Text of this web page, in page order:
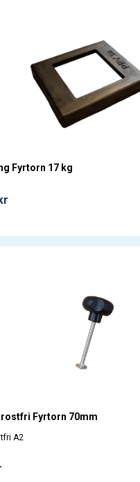
Fyrtorn 17 kg
rostfri Fyrtorn 70mm
A2